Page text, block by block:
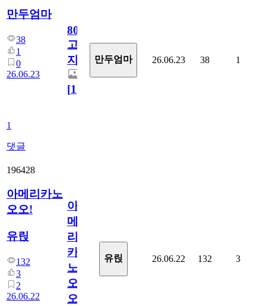
만두엄마
38
1
0
26.06.23
1
댓글
800
고
지.
[1]
만두엄마 26.06.23 38 1
196428
아메리카노
오오!
유릱
132
3
2
26.06.22
아
메
리
카
노
오
오!
유릱 26.06.22 132 3